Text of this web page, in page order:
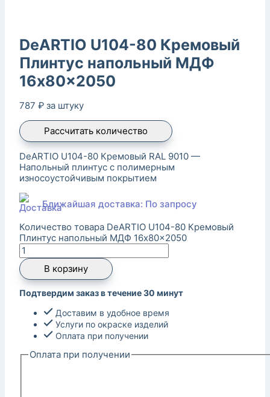
DeARTIO U104-80 Кремовый
Плинтус напольный МДФ
16x80x2050
787 ₽ за штуку
Рассчитать количество
DeARTIO U104-80 Кремовый RAL 9010 —
Напольный плинтус с полимерным
износоустойчивым покрытием
Ближайшая доставка: По запросу
Количество товара DeARTIO U104-80 Кремовый
Плинтус напольный МДФ 16x80x2050
В корзину
Подтвердим заказ в течение 30 минут
Доставим в удобное время
Услуги по окраске изделий
Оплата при получении
Оплата при получении